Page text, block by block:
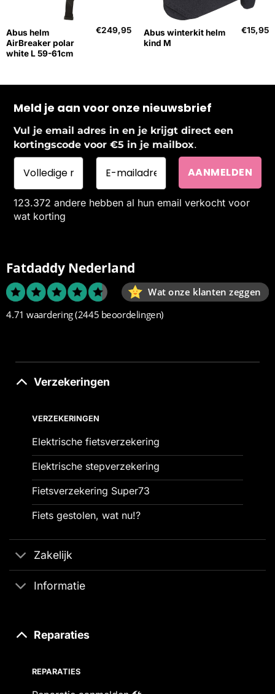
Abus helm
AirBreaker polar
white L 59-61cm
€249,95
Abus winterkit helm
kind M
€15,95
Meld je aan voor onze nieuwsbrief
Vul je email adres in en je krijgt direct een
kortingscode voor €5 in je mailbox.
123.372 andere hebben al hun email verkocht voor
wat korting
Fatdaddy Nederland
Wat onze klanten zeggen
4.71 waardering(2445 beoordelingen)
Verzekeringen
VERZEKERINGEN
Elektrische fietsverzekering
Elektrische stepverzekering
Fietsverzekering Super73
Fiets gestolen, wat nu!?
Zakelijk
Informatie
Reparaties
REPARATIES